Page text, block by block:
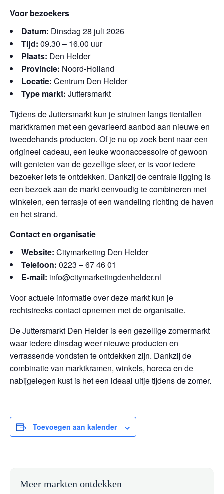
Voor bezoekers
Datum: Dinsdag 28 juli 2026
Tijd: 09.30 – 16.00 uur
Plaats: Den Helder
Provincie: Noord-Holland
Locatie: Centrum Den Helder
Type markt: Juttersmarkt
Tijdens de Juttersmarkt kun je struinen langs tientallen
marktkramen met een gevarieerd aanbod aan nieuwe en
tweedehands producten. Of je nu op zoek bent naar een
origineel cadeau, een leuke woonaccessoire of gewoon
wilt genieten van de gezellige sfeer, er is voor iedere
bezoeker iets te ontdekken. Dankzij de centrale ligging is
een bezoek aan de markt eenvoudig te combineren met
winkelen, een terrasje of een wandeling richting de haven
en het strand.
Contact en organisatie
Website: Citymarketing Den Helder
Telefoon: 0223 – 67 46 01
E-mail: info@citymarketingdenhelder.nl
Voor actuele informatie over deze markt kun je
rechtstreeks contact opnemen met de organisatie.
De Juttersmarkt Den Helder is een gezellige zomermarkt
waar iedere dinsdag weer nieuwe producten en
verrassende vondsten te ontdekken zijn. Dankzij de
combinatie van marktkramen, winkels, horeca en de
nabijgelegen kust is het een ideaal uitje tijdens de zomer.
Toevoegen aan kalender
Meer markten ontdekken